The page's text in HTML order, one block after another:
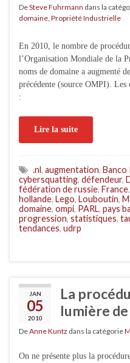
DeSteve Fuhrmann dans la
domaine, Propriété Industrielle
En 2010, le nombre de
l’Organisation Mondiale de la
noms de domaine a augmenté
précédente (source OMPI). Les
:
Lire la suite
.nl , augmentation, Banco
cybersquatting, défendeur,
fédération de russie, France,
hollande, Lego, Louboutin,
domaine, ompi, PARL, pays
progression, statistiques,
tendances, udrp
JAN
05
2010
La
lumière
DeAnne Kuntz dans la catégorie
On ne présente plus la